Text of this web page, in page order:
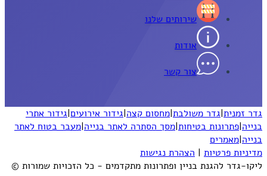
שירותים שלנו
אודות
צור קשר
גדר זמנית|גדר משולבת|מחסום קצה|גידור אירועים|גידור אתרי
בנייה|פתרונות בטיחות|מסך הסתרה לאתר בנייה|מעבר בטוח לאתר
בנייה|מאמרים
מדיניות פרטיות | הצהרת נגישות
ליקו-גדר להגנת בניין ופתרונות מתקדמים - כל הזכויות שמורות ©